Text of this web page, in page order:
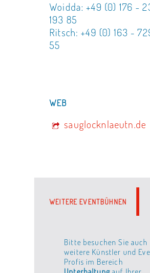
Woidda: +49 (0) 176 -
193 85
Ritsch: +49 (0) 163 -
55
WEB
sauglocknlaeutn.de
WEITERE EVENTBÜHNEN
Bitte besuchen Sie auch
weitere Künstler und
Profis im Bereich